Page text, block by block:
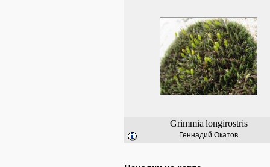
Grimmia longirostris
Геннадий Окатов